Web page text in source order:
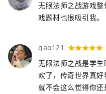
无限法师之战游戏
戏题材也很吸引我。
gao121
无限法师之战是学
欢了，传奇世界真
就不会这么觉得你